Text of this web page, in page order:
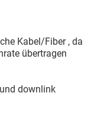
Kabel/Fiber , da
übertragen
downlink